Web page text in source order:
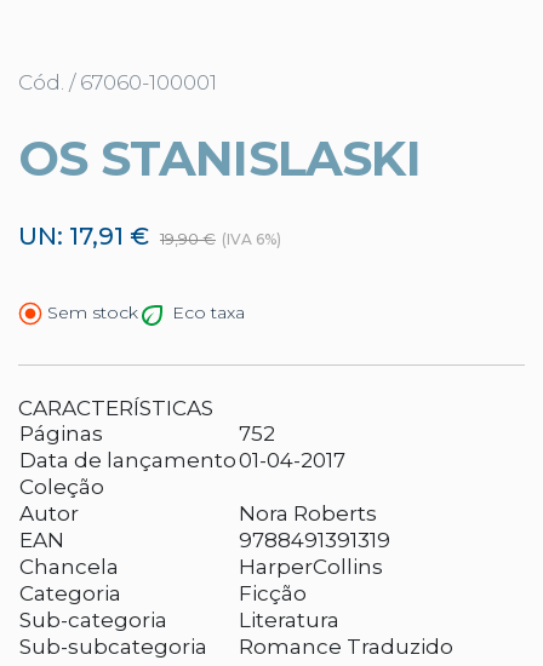
Cód. / 67060-100001
OS STANISLASKI
UN: 17,91 € 19,90 € (IVA 6%)
Sem stock Eco taxa
CARACTERÍSTICAS
Páginas
752
Data de lançamento01-04-2017
Coleção
Autor
Nora Roberts
EAN
9788491391319
Chancela
HarperCollins
Categoria
Ficção
Sub-categoria
Literatura
Sub-subcategoria
Romance Traduzido